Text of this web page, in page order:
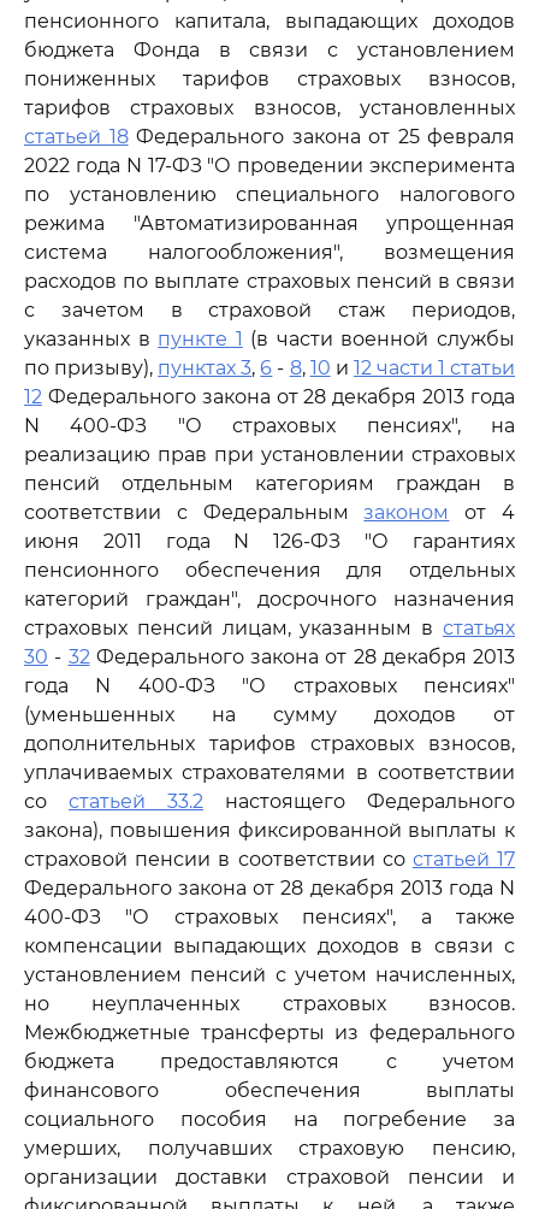
пенсионного капитала, выпадающих доходов
бюджета Фонда в связи с установлением
пониженных тарифов страховых взносов,
тарифов страховых взносов, установленных
статьей 18Федерального закона от 25 февраля
2022 года N 17-ФЗ "О проведении эксперимента
по установлению специального налогового
режима "Автоматизированная упрощенная
система налогообложения", возмещения
расходов по выплате страховых пенсий в связи
с зачетом в страховой стаж периодов,
указанных в пункте 1 (в части военной службы
по призыву), пунктах 3,6 - 8, 10 и 12 части 1 статьи
12 Федерального закона от 28 декабря 2013 года
N 400-ФЗ "О страховых пенсиях", на
реализацию прав при установлении страховых
пенсий отдельным категориям граждан в
соответствии с Федеральнымзаконом
от 4
июня 2011 года N 126-ФЗ "О гарантиях
пенсионного обеспечения для отдельных
категорий граждан", досрочного назначения
страховых пенсий лицам, указанным в статьях
30 - 32Федерального закона от 28 декабря 2013
года N 400-ФЗ "О страховых пенсиях"
(уменьшенных на сумму доходов от
дополнительных тарифов страховых взносов,
уплачиваемых страхователями в соответствии
со статьей 33.2 настоящего Федерального
закона), повышения фиксированной выплаты к
страховой пенсии в соответствии со статьей 17
Федерального закона от 28 декабря 2013 года N
400-ФЗ "О страховых пенсиях", а также
компенсации выпадающих доходов в связи с
установлением пенсий с учетом начисленных,
но неуплаченных страховых взносов.
Межбюджетные трансферты из федерального
бюджета предоставляются с учетом
финансового обеспечения выплаты
социального пособия на погребение за
умерших, получавших страховую пенсию,
организации доставки страховой пенсии и